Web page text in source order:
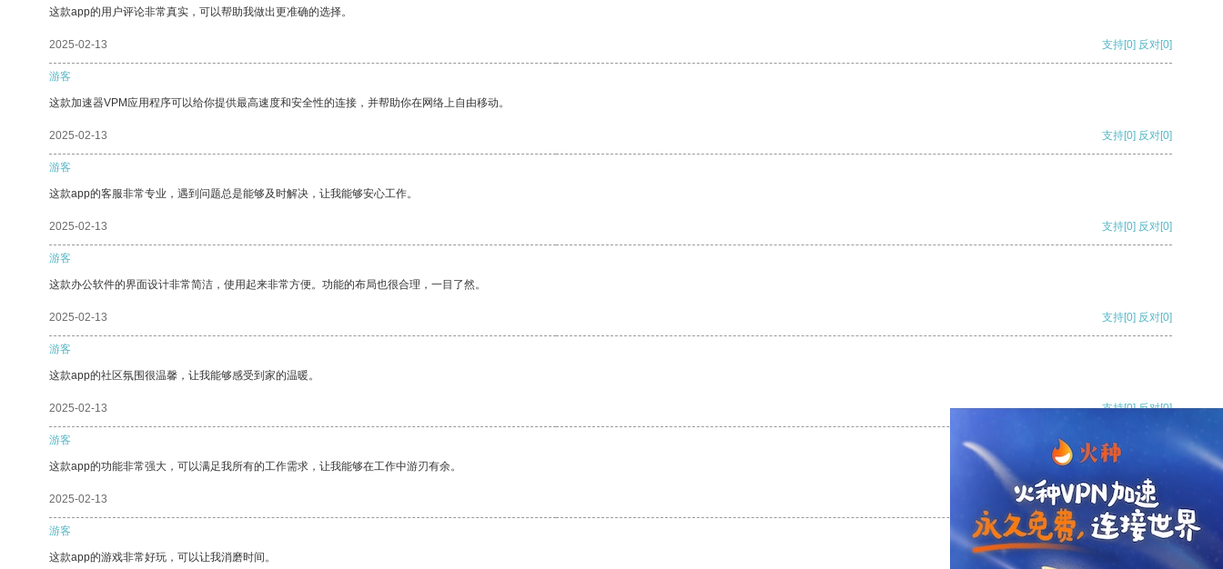
这款app的用户评论非常真实，可以帮助我做出更准确的选择。
2025-02-13 支持[0] 反对[0]
游客
这款加速器VPM应用程序可以给你提供最高速度和安全性的连接，并帮助你在网络上自由移动。
2025-02-13 支持[0] 反对[0]
游客
这款app的客服非常专业，遇到问题总是能够及时解决，让我能够安心工作。
2025-02-13 支持[0] 反对[0]
游客
这款办公软件的界面设计非常简洁，使用起来非常方便。功能的布局也很合理，一目了然。
2025-02-13 支持[0] 反对[0]
游客
这款app的社区氛围很温馨，让我能够感受到家的温暖。
2025-02-13 支持[0] 反对[0]
游客
这款app的功能非常强大，可以满足我所有的工作需求，让我能够在工作中游刃有余。
2025-02-13 支持[0] 反对
游客
这款app的游戏非常好玩，可以让我消磨时间。